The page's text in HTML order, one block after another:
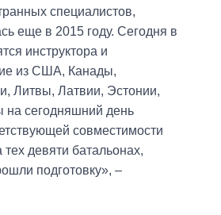
специалистов,
еще в 2015 году. Сегодня в
инструктора и
из США, Канады,
Литвы, Латвии, Эстонии,
сегодняшний день
совместимости
девяти батальонах,
подготовку», –